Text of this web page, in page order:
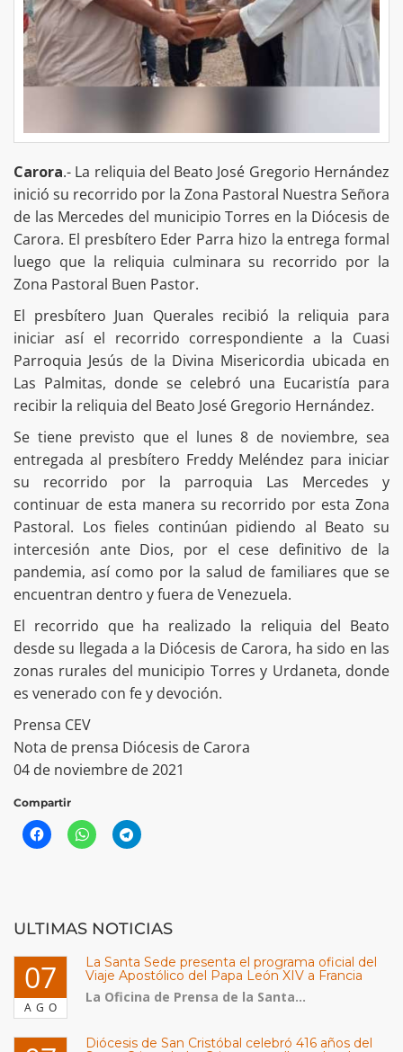
Carora.- La reliquia del Beato José Gregorio Hernández
inició su recorrido por la Zona Pastoral Nuestra Señora
de las Mercedes del municipio Torres en la Diócesis de
Carora. El presbítero Eder Parra hizo la entrega formal
luego que la reliquia culminara su recorrido por la
Zona Pastoral Buen Pastor.
El presbítero Juan Querales recibió la reliquia para
iniciar así el recorrido correspondiente a la Cuasi
Parroquia Jesús de la Divina Misericordia ubicada en
Las Palmitas, donde se celebró una Eucaristía para
recibir la reliquia del Beato José Gregorio Hernández.
Se tiene previsto que el lunes 8 de noviembre, sea
entregada al presbítero Freddy Meléndez para iniciar
su recorrido por la parroquia Las Mercedes y
continuar de esta manera su recorrido por esta Zona
Pastoral. Los fieles continúan pidiendo al Beato su
intercesión ante Dios, por el cese definitivo de la
pandemia, así como por la salud de familiares que se
encuentran dentro y fuera de Venezuela.
El recorrido que ha realizado la reliquia del Beato
desde su llegada a la Diócesis de Carora, ha sido en las
zonas rurales del municipio Torres y Urdaneta, donde
es venerado con fe y devoción.
Prensa CEV
Nota de prensa Diócesis de Carora
04 de noviembre de 2021
Compartir
ULTIMAS NOTICIAS
07
AGO
La Santa Sede presenta el programa oficial del
Viaje Apostólico del Papa León XIV a Francia
La Oficina de Prensa de la Santa...
Diócesis de San Cristóbal celebró 416 años del